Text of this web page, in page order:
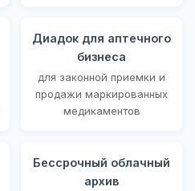
Диадок для аптечного
бизнеса
для законной приемки и
продажи маркированных
медикаментов
Бессрочный облачный
архив